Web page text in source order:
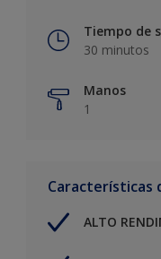
Tiempo de
30 minutos
Manos
1
Características
ALTO